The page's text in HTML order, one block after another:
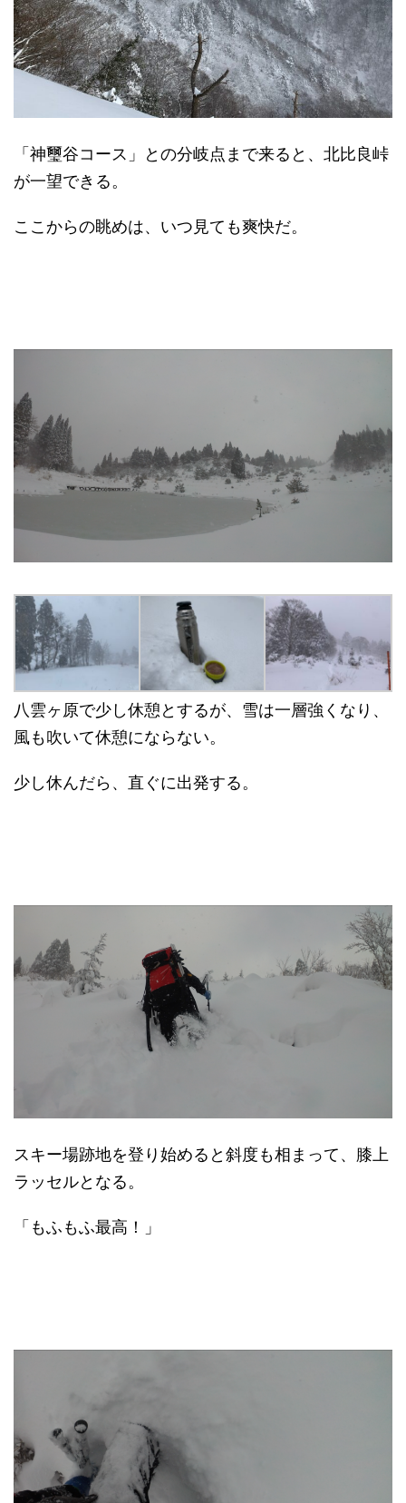
「神璽谷コース」との分岐点まで来ると、北比良峠
が一望できる。
ここからの眺めは、いつ見ても爽快だ。
八雲ヶ原で少し休憩とするが、雪は一層強くなり、
風も吹いて休憩にならない。
少し休んだら、直ぐに出発する。
スキー場跡地を登り始めると斜度も相まって、膝上
ラッセルとなる。
「もふもふ最高！」